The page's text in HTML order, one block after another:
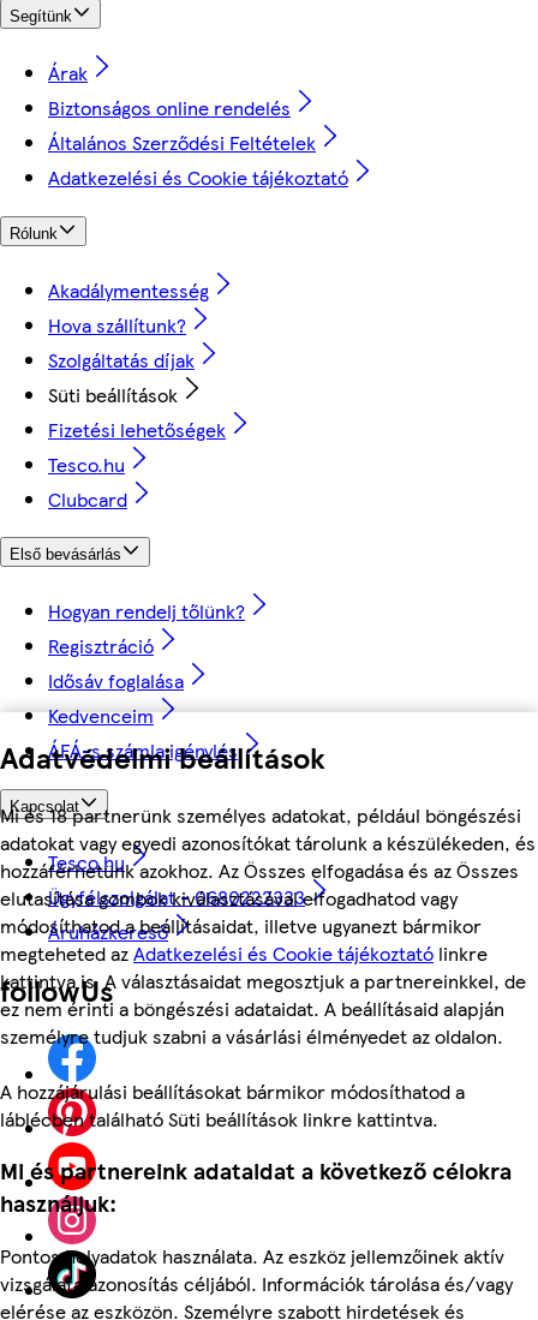
Adatvédelmi beállítások
Mi és 18 partnerünk személyes adatokat, például böngészési
adatokat vagy egyedi azonosítókat tárolunk a készülékeden, és
hozzáférhetünk azokhoz. Az Összes elfogadása és az Összes
elutasítása gombok kiválasztásával elfogadhatod vagy
módosíthatod a beállításaidat, illetve ugyanezt bármikor
megteheted azAdatkezelési és Cookie tájékoztató linkre
kattintva is. A választásaidat megosztjuk a partnereinkkel, de
ez nem érinti a böngészési adataidat. A beállításaid alapján
személyre tudjuk szabni a vásárlási élményedet az oldalon.
A hozzájárulási beállításokat bármikor módosíthatod a
láblécben található Süti beállítások linkre kattintva.
Mi és partnereink adataidat a következő célokra
használjuk:
Pontos helyadatok használata. Az eszköz jellemzőinek aktív
vizsgálata azonosítás céljából. Információk tárolása és/vagy
elérése az eszközön. Személyre szabott hirdetések és
Segítünk
Árak
Biztonságos online rendelés
Általános Szerződési Feltételek
Adatkezelési és Cookie tájékoztató
Rólunk
Akadálymentesség
Hova szállítunk?
Szolgáltatás díjak
Süti beállítások
Fizetési lehetőségek
Tesco.hu
Clubcard
Első bevásárlás
Hogyan rendelj tőlünk?
Regisztráció
Idősáv foglalása
Kedvenceim
ÁFÁ-s számla igénylés
Kapcsolat
Tesco.hu
Ügyfélszolgálat - 0680222333
Áruházkereső
followUs